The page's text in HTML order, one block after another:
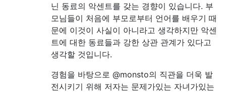
닌 동료의 악센트를 갖는 경향이 있습니다. 부
모님들이 처음에 부모로부터 언어를 배우기 때
문에 이것이 사실이 아니라고 생각하지만 악센
트에 대한 동료들과 강한 상관 관계가 있다고
생각할 것입니다.
경험을 바탕으로 @monsto의 직관을 더욱 발
전시키기 위해 저자는 문제가있는 자녀가있는